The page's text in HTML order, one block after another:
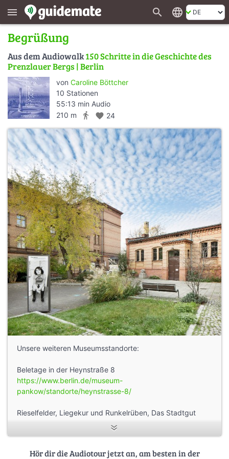
menu search language
Begrüßung
Aus dem Audiowalk150 Schritte in die Geschichte des
Prenzlauer Bergs | Berlin
von Caroline Böttcher
10 Stationen
55:13 min Audio
210 m
directions_walk favorite 24
Unsere weiteren Museumsstandorte:
Beletage in der Heynstraße 8
https://www.berlin.de/museum-
pankow/standorte/heynstrasse-8/
Rieselfelder, Liegekur und Runkelrüben, Das Stadtgut
Blankenfelde im Norden Berlins
https://www.berlin.de/museum-
Hör dir die Audiotour jetzt an, am besten in der